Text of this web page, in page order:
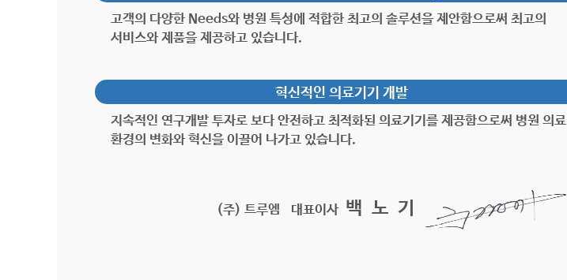
고객의 다양한 Needs와 병원 특성에 적합한 최고의 솔루션을 제안함으로써 최고의
서비스와 제품을 제공하고 있습니다.
혁신적인 의료기기 개발
지속적인 연구개발 투자로 보다 안전하고 최적화된 의료기기를 제공함으로써 병원 의료
환경의 변화와 혁신을 이끌어 나가고 있습니다.
(주) 트루엠 대표이사 백 노 기